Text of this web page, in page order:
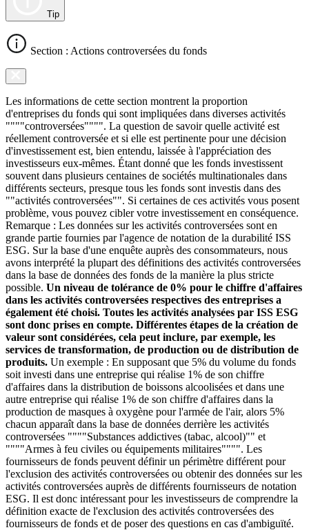
Tip
Section : Actions controversées du fonds
Les informations de cette section montrent la proportion
d'entreprises du fonds qui sont impliquées dans diverses activités
""""controversées"""". La question de savoir quelle activité est
réellement controversée et si elle est pertinente pour une décision
d'investissement est, bien entendu, laissée à l'appréciation des
investisseurs eux-mêmes. Étant donné que les fonds investissent
souvent dans plusieurs centaines de sociétés multinationales dans
différents secteurs, presque tous les fonds sont investis dans des
""activités controversées"". Si certaines de ces activités vous posent
problème, vous pouvez cibler votre investissement en conséquence.
Remarque : Les données sur les activités controversées sont en
grande partie fournies par l'agence de notation de la durabilité ISS
ESG. Sur la base d'une enquête auprès des consommateurs, nous
avons interprété la plupart des définitions des activités controversées
dans la base de données des fonds de la manière la plus stricte
possible. Un niveau de tolérance de 0% pour le chiffre d'affaires
dans les activités controversées respectives des entreprises a
également été choisi. Toutes les activités analysées par ISS ESG
sont donc prises en compte. Différentes étapes de la création de
valeur sont considérées, cela peut inclure, par exemple, les
services de transformation, de production ou de distribution de
produits. Un exemple : En supposant que 5% du volume du fonds
soit investi dans une entreprise qui réalise 1% de son chiffre
d'affaires dans la distribution de boissons alcoolisées et dans une
autre entreprise qui réalise 1% de son chiffre d'affaires dans la
production de masques à oxygène pour l'armée de l'air, alors 5%
chacun apparaît dans la base de données derrière les activités
controversées """"Substances addictives (tabac, alcool)"" et
""""Armes à feu civiles ou équipements militaires"""". Les
fournisseurs de fonds peuvent définir un périmètre différent pour
l'exclusion des activités controversées ou obtenir des données sur les
activités controversées auprès de différents fournisseurs de notation
ESG. Il est donc intéressant pour les investisseurs de comprendre la
définition exacte de l'exclusion des activités controversées des
fournisseurs de fonds et de poser des questions en cas d'ambiguïté.